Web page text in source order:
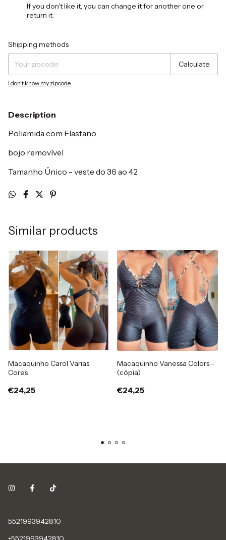
If you don't like it, you can change it for another one or
return it.
Shipping for zipcode:
Shipping methods
Calculate
I don't know my zipcode
Description
Poliamida com Elastano
bojo removível
Tamanho Único - veste do 36 ao 42
Similar products
Macaquinho Carol Varias
Cores
€24,25
Macaquinho Vanessa Colors -
(cópia)
€24,25
5521993942810